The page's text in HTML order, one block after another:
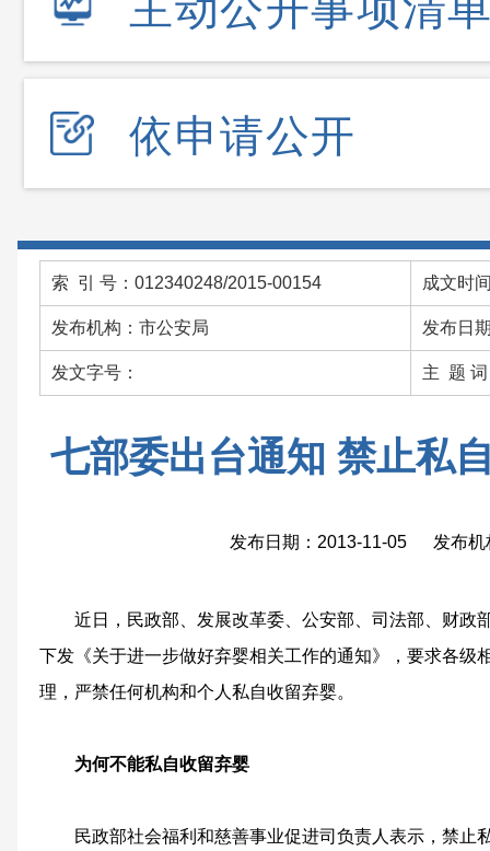
依申请公开
索 引 号：012340248/2015-00154 成文时
发布机构：市公安局 发布日
发文字号： 主 题 词
七部委出台通知 禁止私
发布日期：2013-11-05 发布机
近日，民政部、发展改革委、公安部、司法部、财政
下发《关于进一步做好弃婴相关工作的通知》，要求各级
理，严禁任何机构和个人私自收留弃婴。
为何不能私自收留弃婴
民政部社会福利和慈善事业促进司负责人表示，禁止